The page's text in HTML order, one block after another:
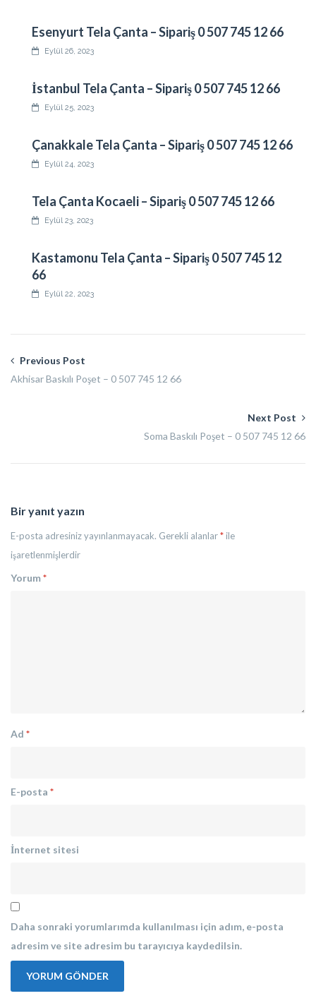
Esenyurt Tela Çanta – Sipariş 0 507 745 12 66
Eylül 26, 2023
İstanbul Tela Çanta – Sipariş 0 507 745 12 66
Eylül 25, 2023
Çanakkale Tela Çanta – Sipariş 0 507 745 12 66
Eylül 24, 2023
Tela Çanta Kocaeli – Sipariş 0 507 745 12 66
Eylül 23, 2023
Kastamonu Tela Çanta – Sipariş 0 507 745 12
66
Eylül 22, 2023
Previous Post
Akhisar Baskılı Poşet – 0 507 745 12 66
Next Post
Soma Baskılı Poşet – 0 507 745 12 66
Bir yanıt yazın
E-posta adresiniz yayınlanmayacak. Gerekli alanlar* ile
işaretlenmişlerdir
Yorum*
Ad *
E-posta *
İnternet sitesi
Daha sonraki yorumlarımda kullanılması için adım, e-posta
adresim ve site adresim bu tarayıcıya kaydedilsin.